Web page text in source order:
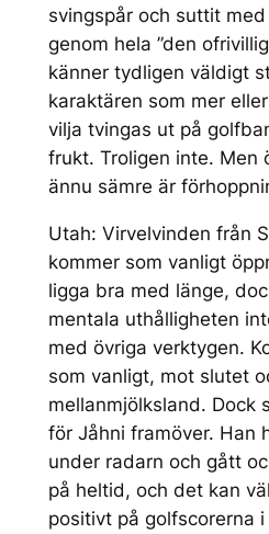
svingspår och suttit
genom hela ”den
känner tydligen väldigt
karaktären som mer
vilja tvingas ut på
frukt. Troligen inte. Men
ännu sämre är
Utah: Virvelvinden från
kommer som vanligt
ligga bra med länge,
mentala uthålligheten
med övriga verktygen.
som vanligt, mot slutet
mellanmjölksland. Dock
för Jåhni framöver. Han
under radarn och gått
på heltid, och det kan
positivt på golfscorerna